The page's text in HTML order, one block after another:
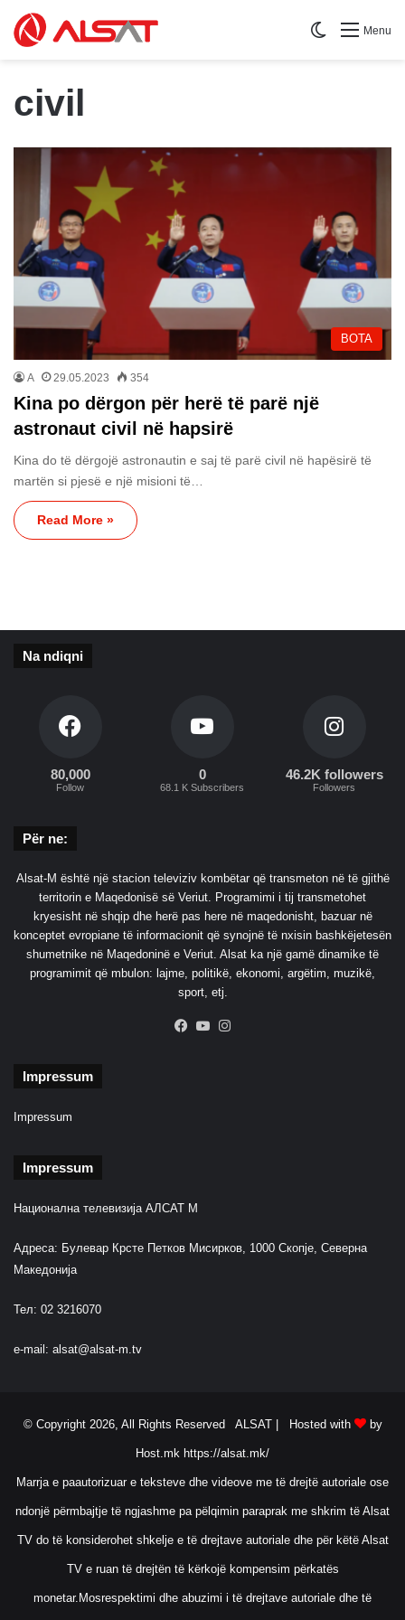
Menu
Switch skin
civil
BOTA
A 29.05.2023 354
Kina po dërgon për herë të parë një
astronaut civil në hapsirë
Kina do të dërgojë astronautin e saj të parë civil në hapësirë ​​të
martën si pjesë e një misioni të…
Read More »
Na ndiqni
80,000
Follow
0
68.1 K Subscribers
46.2K followers
Followers
Për ne:
Alsat-M është një stacion televiziv kombëtar që transmeton në të gjithë
territorin e Maqedonisë së Veriut. Programimi i tij transmetohet
kryesisht në shqip dhe herë pas here në maqedonisht, bazuar në
konceptet evropiane të informacionit që synojnë të nxisin bashkëjetesën
shumetnike në Maqedoninë e Veriut. Alsat ka një gamë dinamike të
programimit që mbulon: lajme, politikë, ekonomi, argëtim, muzikë,
sport, etj.
Facebook
YouTube
Impressum
Impressum
Impressum
Национална телевизија АЛСАТ М
Адреса: Булевар Крсте Петков Мисирков, 1000 Скопје, Северна
Македонија
Тел: 02 3216070
e-mail: alsat@alsat-m.tv
© Copyright 2026, All Rights Reserved ALSAT | Hosted with by
Host.mk https://alsat.mk/
Marrja e paautorizuar e teksteve dhe videove me të drejtë autoriale ose
ndonjë përmbajtje të ngjashme pa pëlqimin paraprak me shkrim të Alsat
TV do të konsiderohet shkelje e të drejtave autoriale dhe për këtë Alsat
TV e ruan të drejtën të kërkojë kompensim përkatës
monetar.Mosrespektimi dhe abuzimi i të drejtave autoriale dhe të